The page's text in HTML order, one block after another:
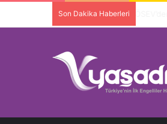
Son Dakika Haberleri